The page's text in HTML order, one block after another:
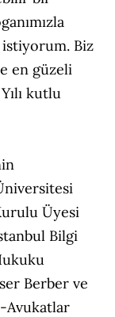
Biz
en güzeli
kutlu
Üyesi
Bilgi
Berber ve
Avukatlar